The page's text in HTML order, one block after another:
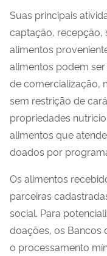
Suas principais
captação, recepção,
alimentos
alimentos podem
de comercialização,
sem restrição de
propriedades
alimentos que
doados por
Os alimentos
parceiras
social. Para
doações, os Bancos
o processamento